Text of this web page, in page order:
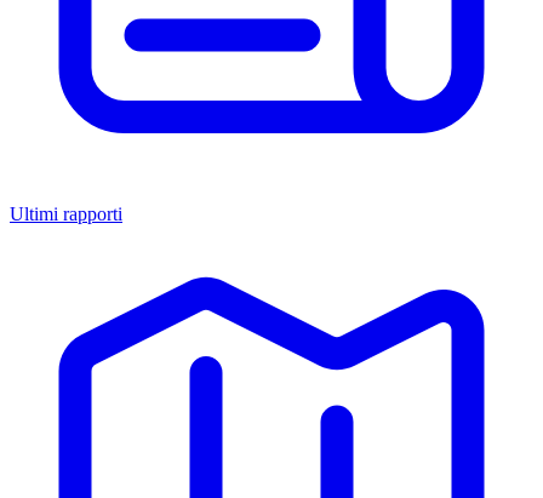
Ultimi rapporti